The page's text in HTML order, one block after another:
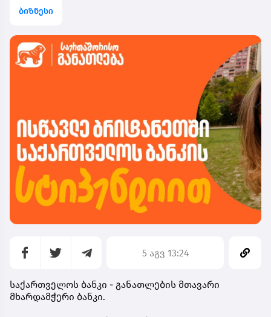
ბიზნესი
5 აგვ 13:24
საქართველოს ბანკი - განათლების მთავარი
მხარდამჭერი ბანკი.